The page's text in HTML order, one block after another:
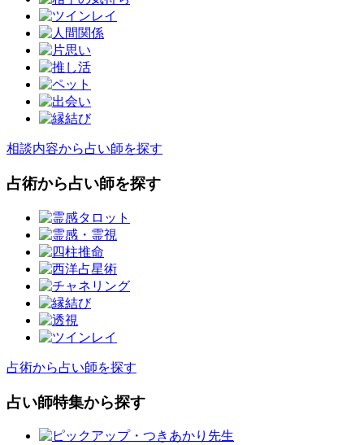
相談内容から占い師を探す
占術から占い師を探す
占術から占い師を探す
占い師特集から探す